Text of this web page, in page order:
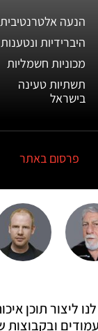
הנעה אלטרנטיבית
היברידיות ונטענות
מכוניות חשמליות
תשתיות טעינה
בישראל
פרסום באתר
ליצור תוכן